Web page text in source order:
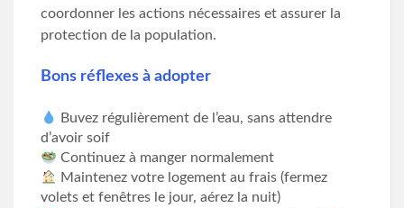
coordonner les actions nécessaires et assurer la
protection de la population.
Bons réflexes à adopter
Buvez régulièrement de l’eau, sans attendre
d’avoir soif
Continuez à manger normalement
Maintenez votre logement au frais (fermez
volets et fenêtres le jour, aérez la nuit)